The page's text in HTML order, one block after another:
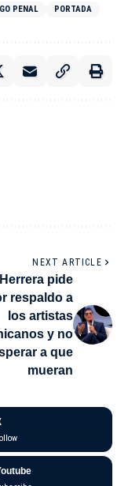
PENAL PORTADA
NEXT ARTICLE
pide
respaldo a
los artistas
y no
a que
mueran